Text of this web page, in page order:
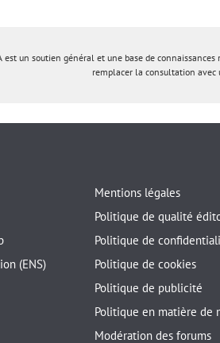
un soutien général et une base de
remplacer la consultation avec
(ENS)
Mentions légales
Politique de qualité
Politique de
Politique de cookies
Politique de publicité
Politique en matière de
Modération des forums